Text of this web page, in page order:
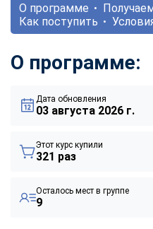
О программе
Как поступить
О программе:
Дата обновления
03 августа 2026 г.
Этот курс купили
321 раз
Осталось мест в группе
9